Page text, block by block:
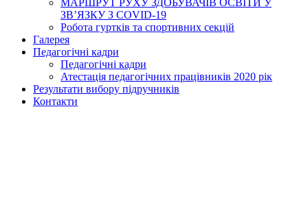
МАРШРУТ РУХУ ЗДОБУВАЧІВ ОСВІТИ У
ЗВ’ЯЗКУ З COVID-19
Робота гуртків та спортивних секцій
Галерея
Педагогічні кадри
Педагогічні кадри
Атестація педагогічних працівників 2020 рік
Результати вибору підручників
Контакти